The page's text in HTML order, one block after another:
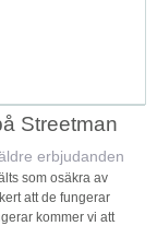
Streetman
erbjudanden
som osäkra av
att de fungerar
kommer vi att